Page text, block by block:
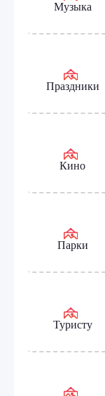
Музыка
Праздники
Кино
Парки
Туристу